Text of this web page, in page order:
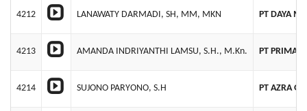
4212 LANAWATY DARMADI, SH, MM, MKN PT DAYA
4213 AMANDA INDRIYANTHI LAMSU, S.H., M.Kn. PT PRIMA
4214 SUJONO PARYONO, S.H PT AZRA